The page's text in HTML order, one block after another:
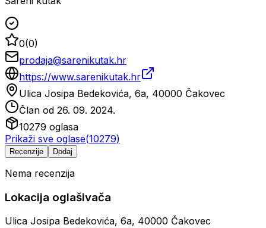
0(0)
prodaja@sarenikutak.hr
https://www.sarenikutak.hr
Ulica Josipa Bedekovića, 6a, 40000 Čakovec
Član od 26. 09. 2024.
10279 oglasa
Prikaži sve oglase(10279)
Recenzije Dodaj
Nema recenzija
Lokacija oglašivača
Ulica Josipa Bedekovića, 6a, 40000 Čakovec